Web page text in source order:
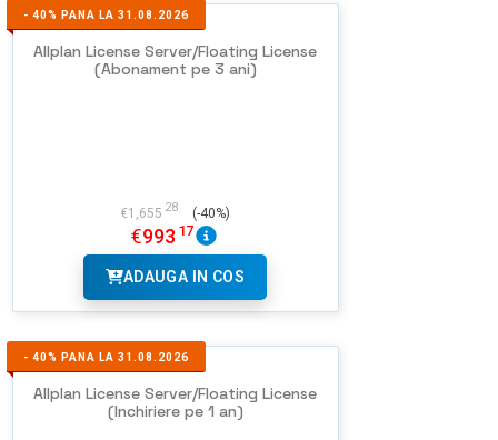
- 40% PANA LA 31.08.2026
Allplan License Server/Floating License
(Abonament pe 3 ani)
€1,655 28 (-40%)
€993 17
ADAUGA IN COS
- 40% PANA LA 31.08.2026
Allplan License Server/Floating License
(Inchiriere pe 1 an)